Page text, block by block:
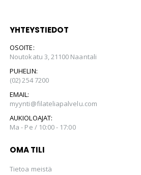
YHTEYSTIEDOT
OSOITE:
Noutokatu 3, 21100 Naantali
PUHELIN:
(02) 254 7200
EMAIL:
myynti@filateliapalvelu.com
AUKIOLOAJAT:
Ma - Pe / 10:00 - 17:00
OMA TILI
Tietoa meistä